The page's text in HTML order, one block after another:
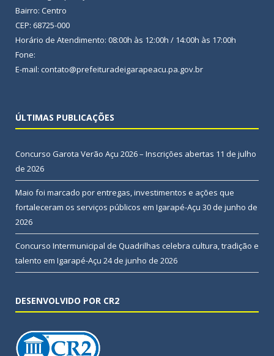
Bairro: Centro
CEP: 68725-000
Horário de Atendimento: 08:00h às 12:00h / 14:00h às 17:00h
Fone:
E-mail: contato@prefeituradeigarapeacu.pa.gov.br
ÚLTIMAS PUBLICAÇÕES
Concurso Garota Verão Açu 2026 – Inscrições abertas 11 de julho
de 2026
Maio foi marcado por entregas, investimentos e ações que
fortaleceram os serviços públicos em Igarapé-Açu 30 de junho de
2026
Concurso Intermunicipal de Quadrilhas celebra cultura, tradição e
talento em Igarapé-Açu 24 de junho de 2026
DESENVOLVIDO POR CR2